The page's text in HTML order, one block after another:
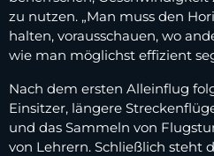
zu nutzen. „Man muss den
halten, vorausschauen, wo
wie man möglichst effizient
Nach dem ersten Alleinflug
Einsitzer, längere
und das Sammeln von
von Lehrern. Schließlich steht